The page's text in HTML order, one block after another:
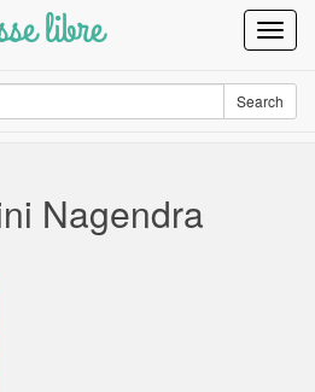
libre
Search
Nagendra